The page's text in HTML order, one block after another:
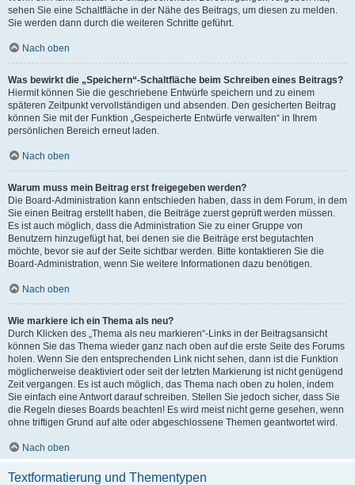
sehen Sie eine Schaltfläche in der Nähe des Beitrags, um diesen zu melden.
Sie werden dann durch die weiteren Schritte geführt.
Nach oben
Was bewirkt die „Speichern“-Schaltfläche beim Schreiben eines Beitrags?
Hiermit können Sie die geschriebene Entwürfe speichern und zu einem
späteren Zeitpunkt vervollständigen und absenden. Den gesicherten Beitrag
können Sie mit der Funktion „Gespeicherte Entwürfe verwalten“ in Ihrem
persönlichen Bereich erneut laden.
Nach oben
Warum muss mein Beitrag erst freigegeben werden?
Die Board-Administration kann entschieden haben, dass in dem Forum, in dem
Sie einen Beitrag erstellt haben, die Beiträge zuerst geprüft werden müssen.
Es ist auch möglich, dass die Administration Sie zu einer Gruppe von
Benutzern hinzugefügt hat, bei denen sie die Beiträge erst begutachten
möchte, bevor sie auf der Seite sichtbar werden. Bitte kontaktieren Sie die
Board-Administration, wenn Sie weitere Informationen dazu benötigen.
Nach oben
Wie markiere ich ein Thema als neu?
Durch Klicken des „Thema als neu markieren“-Links in der Beitragsansicht
können Sie das Thema wieder ganz nach oben auf die erste Seite des Forums
holen. Wenn Sie den entsprechenden Link nicht sehen, dann ist die Funktion
möglicherweise deaktiviert oder seit der letzten Markierung ist nicht genügend
Zeit vergangen. Es ist auch möglich, das Thema nach oben zu holen, indem
Sie einfach eine Antwort darauf schreiben. Stellen Sie jedoch sicher, dass Sie
die Regeln dieses Boards beachten! Es wird meist nicht gerne gesehen, wenn
ohne triftigen Grund auf alte oder abgeschlossene Themen geantwortet wird.
Nach oben
Textformatierung und Thementypen